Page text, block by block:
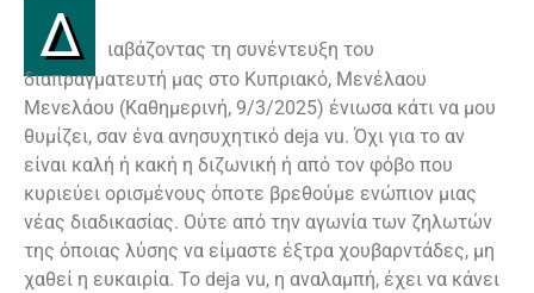
Δ
ιαβάζοντας τη συνέντευξη του
διαπραγματευτή μας στο Κυπριακό, Μενέλαου
Μενελάου (Καθημερινή, 9/3/2025) ένιωσα κάτι να μου
θυμίζει, σαν ένα ανησυχητικό deja vu. Όχι για το αν
είναι καλή ή κακή η διζωνική ή από τον φόβο που
κυριεύει ορισμένους όποτε βρεθούμε ενώπιον μιας
νέας διαδικασίας. Ούτε από την αγωνία των ζηλωτών
της όποιας λύσης να είμαστε έξτρα χουβαρντάδες, μη
χαθεί η ευκαιρία. Το deja vu, η αναλαμπή, έχει να κάνει